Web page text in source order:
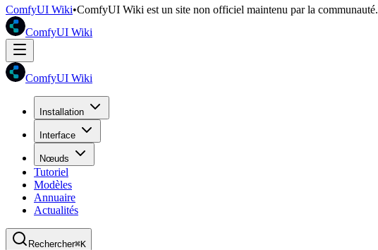
ComfyUI Wiki•ComfyUI Wiki est un site non officiel maintenu par la communauté.
ComfyUI Wiki
ComfyUI Wiki
Installation
Interface
Nœuds
Tutoriel
Modèles
Annuaire
Actualités
Rechercher⌘K